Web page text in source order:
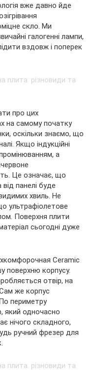
вже давно йде
скло. Ми
галогенні лампи,
вздовж і поперек
про цих
на самому початку
оскільки знаємо, що
Якщо індукційні
а
Це означає, що
панелі буде
хвиль. Не
ультрафіолетове
Поверхня плити
сьогодні дуже
Ceramic
поверхню корпусу.
отвір, на
же корпус
периметру
який одночасно
нічого складного,
ручний фрезер для